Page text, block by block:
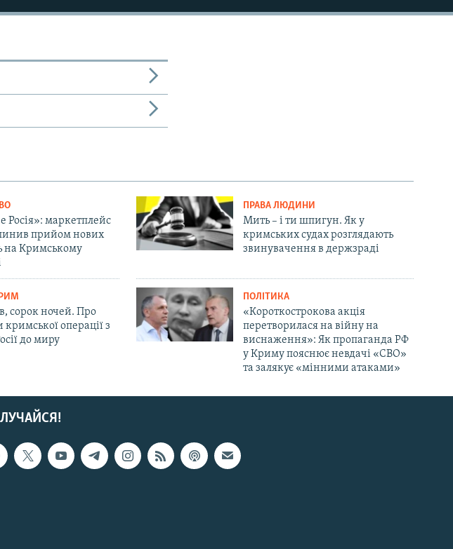
Росія»: маркетплейс
прийом нових
на Кримському
ПРАВА ЛЮДИНИ
Мить – і ти шпигун. Як у
кримських судах розглядають
звинувачення в держзраді
сорок ночей. Про
кримської операції з
до миру
ПОЛІТИКА
«Короткострокова акція
перетворилася на війну на
виснаження»: Як пропаганда РФ
у Криму пояснює невдачі «СВО»
та залякує «мінними атаками»